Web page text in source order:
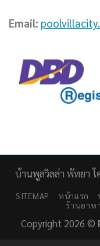
Email:
บ้านพูลวิลล่า พัทยา โ
SITEMAP หน้าแรก
ร้านอาห
Copyright 2026 ©